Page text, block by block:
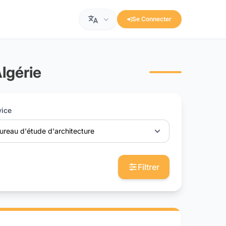
Se Connecter
d'étude d'architecture
Filtrer